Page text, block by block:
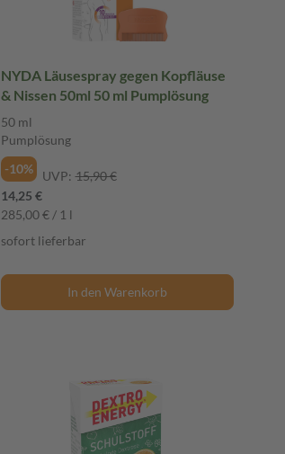
NYDA Läusespray gegen Kopfläuse
& Nissen 50ml 50 ml Pumplösung
50 ml
Pumplösung
-10%
UVP: 15,90 €
14,25 €
285,00 € / 1 l
sofort lieferbar
In den Warenkorb